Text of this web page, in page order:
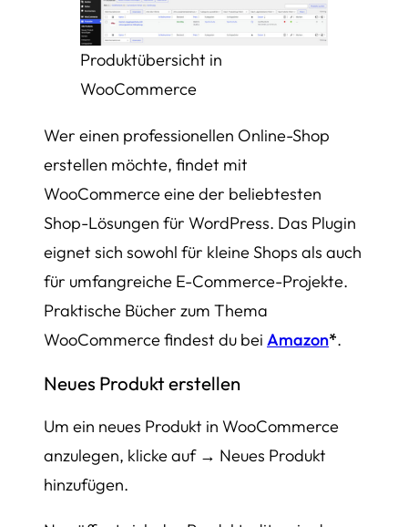
Produktübersicht in
WooCommerce
Wer einen professionellen Online-Shop
erstellen möchte, findet mit
WooCommerce eine der beliebtesten
Shop-Lösungen für WordPress. Das Plugin
eignet sich sowohl für kleine Shops als auch
für umfangreiche E-Commerce-Projekte.
Praktische Bücher zum Thema
WooCommerce findest du bei Amazon*.
Neues Produkt erstellen
Um ein neues Produkt in WooCommerce
anzulegen, klicke auf → Neues Produkt
hinzufügen.